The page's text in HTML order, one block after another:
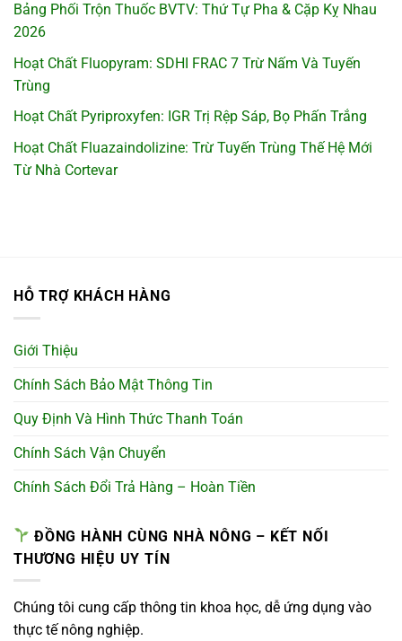
Bảng Phối Trộn Thuốc BVTV: Thứ Tự Pha & Cặp Kỵ Nhau
2026
Hoạt Chất Fluopyram: SDHI FRAC 7 Trừ Nấm Và Tuyến
Trùng
Hoạt Chất Pyriproxyfen: IGR Trị Rệp Sáp, Bọ Phấn Trắng
Hoạt Chất Fluazaindolizine: Trừ Tuyến Trùng Thế Hệ Mới
Từ Nhà Cortevar
HỖ TRỢ KHÁCH HÀNG
Giới Thiệu
Chính Sách Bảo Mật Thông Tin
Quy Định Và Hình Thức Thanh Toán
Chính Sách Vận Chuyển
Chính Sách Đổi Trả Hàng – Hoàn Tiền
ĐỒNG HÀNH CÙNG NHÀ NÔNG – KẾT NỐI
THƯƠNG HIỆU UY TÍN
Chúng tôi cung cấp thông tin khoa học, dễ ứng dụng vào
thực tế nông nghiệp.